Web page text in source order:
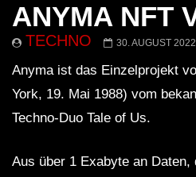
ANYMA NFT
TECHNO 30. AUGUST 2022
Anyma ist das Einzelprojekt
York, 19. Mai 1988) vom
Techno-Duo Tale of Us.
Aus über 1 Exabyte an